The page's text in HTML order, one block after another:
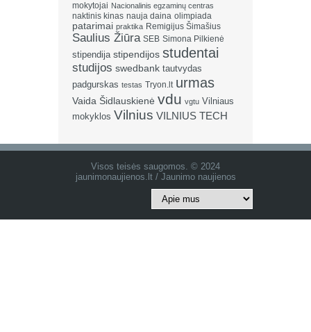
mokytojai Nacionalinis egzaminų centras
naktinis kinas nauja daina olimpiada
patarimai praktika Remigijus Šimašius
Saulius Žiūra SEB Simona Pilkienė
stipendija stipendijos studentai
studijos swedbank tautvydas
padgurskas testas Tryon.lt urmas
Vaida Šidlauskienė vdu vgtu Vilniaus
mokyklos Vilnius VILNIUS TECH
Visos teisės saugomos. © 2024
jaunimonaujienos.lt / Jaunimo naujienos